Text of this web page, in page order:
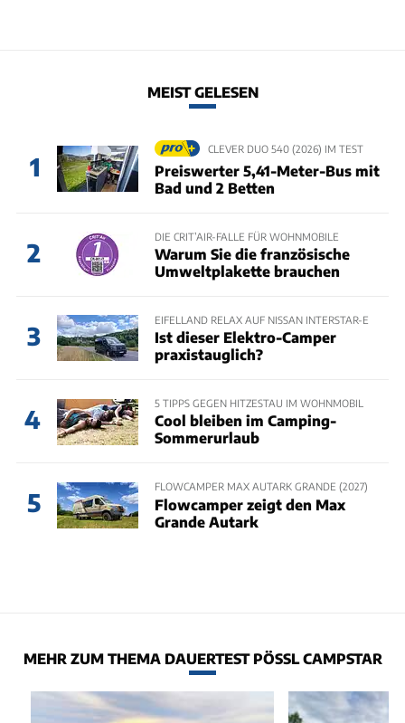
MEIST GELESEN
1
CLEVER DUO 540 (2026) IM TEST
Preiswerter 5,41-Meter-Bus mit
Bad und 2 Betten
2
DIE CRIT’AIR-FALLE FÜR WOHNMOBILE
Warum Sie die französische
Umweltplakette brauchen
3
EIFELLAND RELAX AUF NISSAN INTERSTAR-E
Ist dieser Elektro-Camper
praxistauglich?
4
5 TIPPS GEGEN HITZESTAU IM WOHNMOBIL
Cool bleiben im Camping-
Sommerurlaub
5
FLOWCAMPER MAX AUTARK GRANDE (2027)
Flowcamper zeigt den Max
Grande Autark
MEHR ZUM THEMA DAUERTEST PÖSSL CAMPSTAR